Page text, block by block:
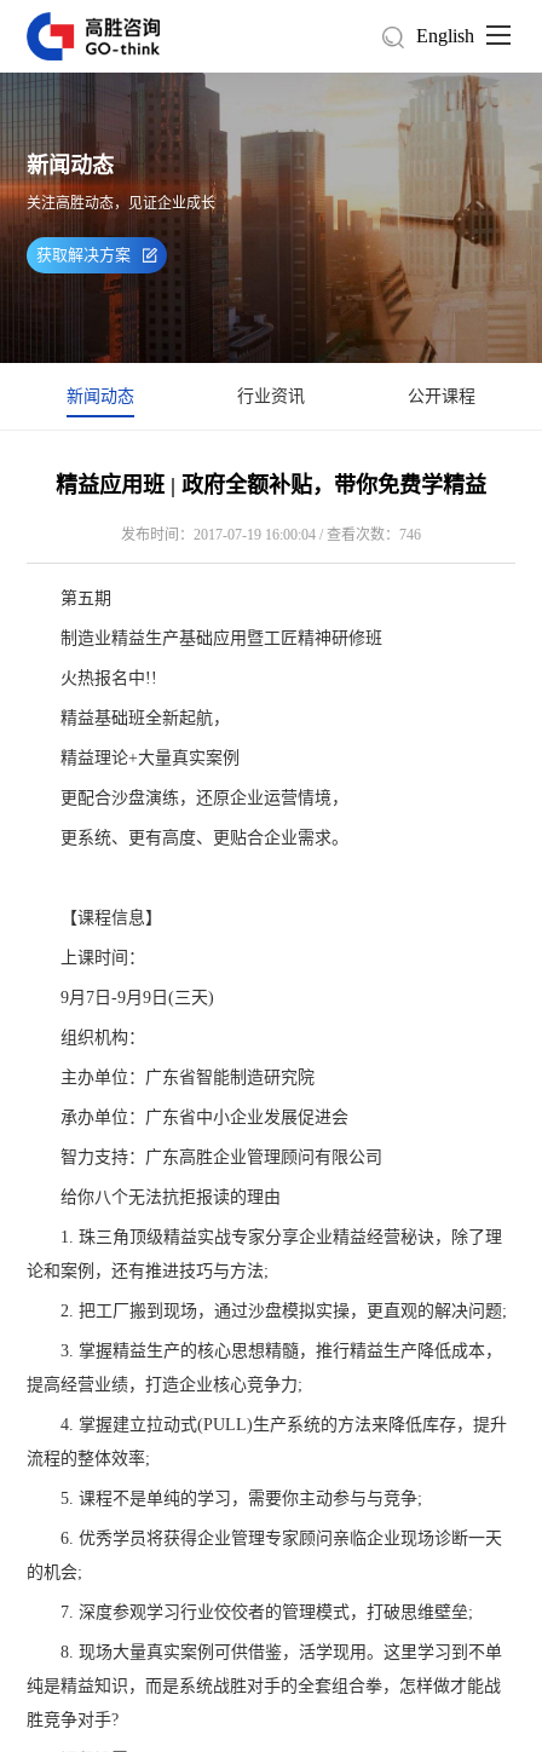
English
新闻动态
关注高胜动态，见证企业成长
获取解决方案
新闻动态 行业资讯 公开课程
精益应用班 | 政府全额补贴，带你免费学精益
发布时间：2017-07-19 16:00:04 / 查看次数：746
第五期
制造业精益生产基础应用暨工匠精神研修班
火热报名中!!
精益基础班全新起航，
精益理论+大量真实案例
更配合沙盘演练，还原企业运营情境，
更系统、更有高度、更贴合企业需求。
【课程信息】
上课时间：
9月7日-9月9日(三天)
组织机构：
主办单位：广东省智能制造研究院
承办单位：广东省中小企业发展促进会
智力支持：广东高胜企业管理顾问有限公司
给你八个无法抗拒报读的理由
1. 珠三角顶级精益实战专家分享企业精益经营秘诀，除了理
论和案例，还有推进技巧与方法;
2. 把工厂搬到现场，通过沙盘模拟实操，更直观的解决问题;
3. 掌握精益生产的核心思想精髓，推行精益生产降低成本，
提高经营业绩，打造企业核心竞争力;
4. 掌握建立拉动式(PULL)生产系统的方法来降低库存，提升
流程的整体效率;
5. 课程不是单纯的学习，需要你主动参与与竞争;
6. 优秀学员将获得企业管理专家顾问亲临企业现场诊断一天
的机会;
7. 深度参观学习行业佼佼者的管理模式，打破思维壁垒;
8. 现场大量真实案例可供借鉴，活学现用。这里学习到不单
纯是精益知识，而是系统战胜对手的全套组合拳，怎样做才能战
胜竞争对手?